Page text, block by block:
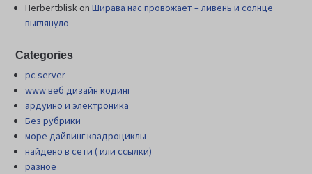
HerbertbliskonШиpава нас провожает – ливень и солнце
выглянуло
Categories
pc server
www веб дизайн кодинг
ардуино и электроника
Без рубрики
море дайвинг квадроциклы
найдено в сети ( или ссылки)
разное